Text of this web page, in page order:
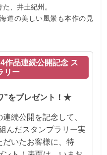
、井土紀州。
道の美しい風景も本作の見
作品連続公開記念 ス
リー
”をプレゼント！★
続公開を記念して、
んだスタンプラリー実
だいたお客様に、特